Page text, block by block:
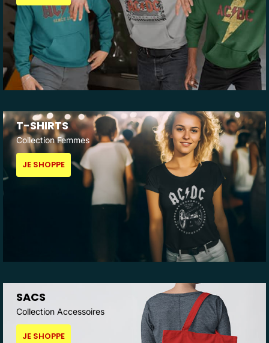
T-SHIRTS
Collection Femmes
JE SHOPPE
SACS
Collection Accessoires
JE SHOPPE